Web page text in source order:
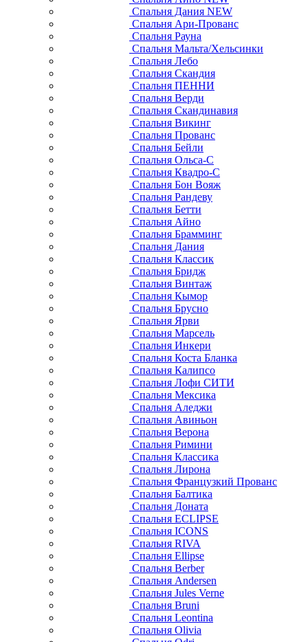
Спальня Дания NEW
Спальня Ари-Прованс
Спальня Рауна
Спальня Мальта/Хельсинки
Спальня Лебо
Спальня Скандия
Спальня ПЕННИ
Спальня Верди
Спальня Скандинавия
Спальня Викинг
Спальня Прованс
Спальня Бейли
Спальня Ольса-С
Спальня Квадро-С
Спальня Бон Вояж
Спальня Рандеву
Спальня Бетти
Спальня Айно
Спальня Брамминг
Спальня Дания
Спальня Классик
Спальня Бридж
Спальня Винтаж
Спальня Кымор
Спальня Брусно
Спальня Ярви
Спальня Марсель
Спальня Инкери
Спальня Коста Бланка
Спальня Калипсо
Спальня Лофи СИТИ
Спальня Мексика
Спальня Аледжи
Спальня Авиньон
Спальня Верона
Спальня Римини
Спальня Классика
Спальня Лирона
Спальня Французкий Прованс
Спальня Балтика
Спальня Доната
Спальня ECLIPSE
Спальня ICONS
Спальня RIVA
Спальня Ellipse
Спальня Berber
Спальня Andersen
Спальня Jules Verne
Спальня Bruni
Спальня Leontina
Спальня Olivia